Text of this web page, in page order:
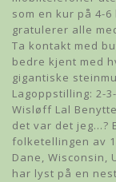
som en kur på 4-
gratulerer alle
Ta kontakt med
bedre kjent med
gigantiske
Lagoppstilling: 2-
Wisløff Lal
det var det jeg…?
folketellingen av
Dane, Wisconsin,
har lyst på en